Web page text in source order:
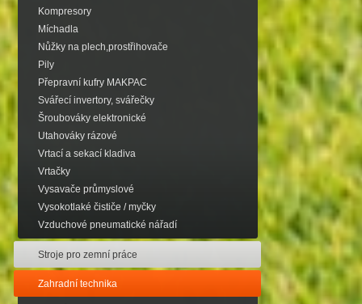
Kompresory
Míchadla
Nůžky na plech,prostřihovače
Pily
Přepravní kufry MAKPAC
Svářecí invertory, svářečky
Šroubováky elektronické
Utahováky rázové
Vrtací a sekací kladiva
Vrtačky
Vysavače průmyslové
Vysokotlaké čističe / myčky
Vzduchové pneumatické nářadí
Stroje pro zemní práce
Zahradní technika